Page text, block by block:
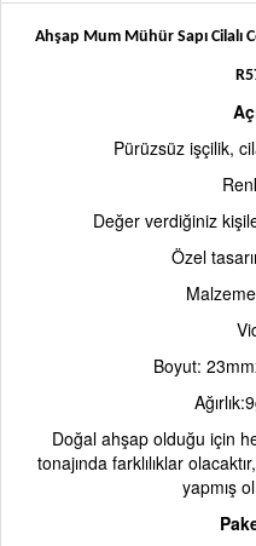
Ahşap Mum Mühür Sapı Cilalı
Pürüzsüz işçilik,
Değer verdiğiniz
Özel
Boyut:
Doğal ahşap olduğu için
tonajında farklılıklar
yapmış